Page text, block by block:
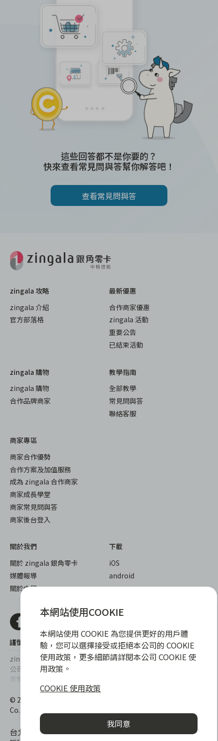
這些回答都不是你要的？
快來查看常見問與答幫你解答吧！
查看常見問與答
zingala 攻略
zingala 介紹
官方部落格
最新優惠
合作商家優惠
zingala 活動
重要公告
已結束活動
zingala 購物
zingala 購物
合作品牌商家
教學指南
全部教學
常見問與答
聯絡客服
商家專區
商家合作優勢
合作方案及加值服務
成為 zingala 合作商家
商家成長學堂
商家常見問與答
商家後台登入
關於我們
關於 zingala 銀角零卡
媒體報導
關於中租
下載
iOS
android
謹慎衡量自身財務狀況，理性理財最安心
zingala銀角零卡/仲信資融沒有代辦公司及代辦業務，也未與代辦
公司合作，更不會要求您提供實體銀行提款卡或實體信用卡，請提
高警覺，勿受騙上當！
提醒您，消費前請審慎評估財務狀況，理性理財最安心。總費用年
百分率區間為0%~15.9%，實際費用率，仍以各合作商家提供之商
品或服務為準，且每一案件實際之年百分率仍視其個別產品及分期
往來條件而有所不同，總費用年百分率不等於分期費用率。
© 2022 仲信資融股份有限公司 Chailease Consumer Finance
Co., Ltd. All Rights Reserved.
台北市內湖區內湖路一段392號6F
本網站使用COOKIE
本網站使用 COOKIE 為您提供更好的用戶體
驗，您可以選擇接受或拒絕本公司的 COOKIE
使用政策，更多細節請詳閱本公司 COOKIE 使
用政策。
COOKIE 使用政策
我同意